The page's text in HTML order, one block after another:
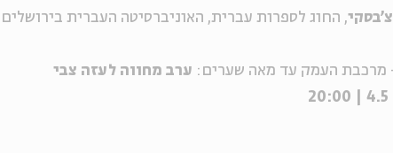
, החוג לספרות עברית, האוניברסיטה העברית בירושלים
מרכבת העמק עד מאה שערים: ערב מחווה לעזה צבי